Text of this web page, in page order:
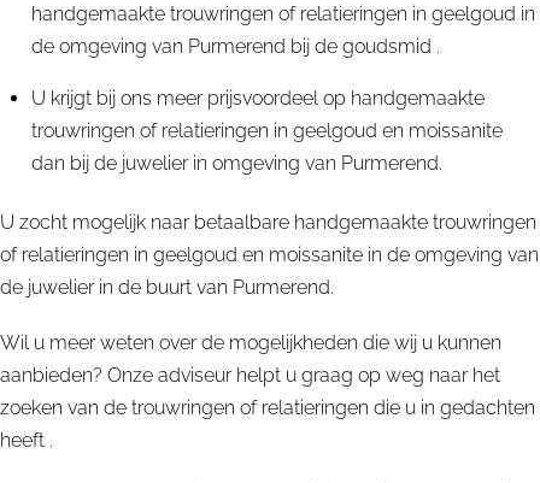
handgemaakte trouwringen of relatieringen in geelgoud in
de omgeving van Purmerend bij de goudsmid .
U krijgt bij ons meer prijsvoordeel op handgemaakte
trouwringen of relatieringen in geelgoud en moissanite
dan bij de juwelier in omgeving van Purmerend.
U zocht mogelijk naar betaalbare handgemaakte trouwringen
of relatieringen in geelgoud en moissanite in de omgeving van
de juwelier in de buurt van Purmerend.
Wil u meer weten over de mogelijkheden die wij u kunnen
aanbieden? Onze adviseur helpt u graag op weg naar het
zoeken van de trouwringen of relatieringen die u in gedachten
heeft .